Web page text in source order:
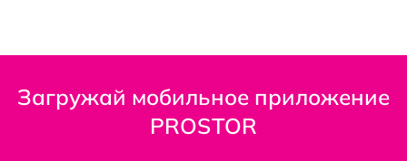
Загружай мобильное приложение
PROSTOR